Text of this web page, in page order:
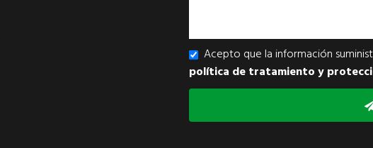
Acepto que la información
política de tratamiento y